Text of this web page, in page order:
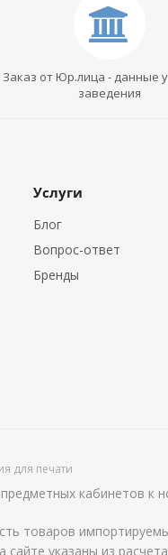
Заказ от Юр.лица - данные
заведения
Услуги
Блог
Вопрос-ответ
Бренды
для печати
кабинетов
товаров
указаны из